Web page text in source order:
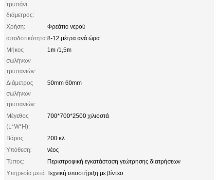
τρυπάνι
διάμετρος:
Χρήση:
Φρεάτιο νερού
αποδοτικότητα:8-12 μέτρα ανά ώρα
Μήκος
σωλήνων
τρυπανιών:
1m /1,5m
Διάμετρος
σωλήνων
τρυπανιών:
50mm 60mm
Μέγεθος
(L*W*H):
700*700*2500 χιλιοστά
Βάρος:
200 κλ
Υπόθεση:
νέος
Τύπος:
Περιστροφική εγκατάσταση γεώτρησης διατρήσεων
Υπηρεσία μετά Τεχνική υποστήριξη με βίντεο